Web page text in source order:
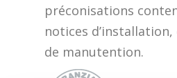
préconisations
notices
de manutention.